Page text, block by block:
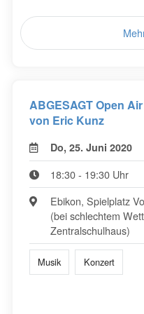
ABGESAGT Open
von Eric Kunz
Do, 25. Juni 2020
18:30 - 19:30 Uhr
Ebikon, Spielplatz
(bei schlechtem
Zentralschulhaus)
Musik Konzert